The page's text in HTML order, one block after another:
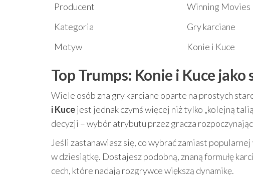
Producent
Winning Movies
Kategoria
Gry karciane
Motyw
Konie i Kuce
Top Trumps: Konie i Kuce
Wiele osób zna gry karciane oparte na prostych
i Kucejest jednak czymś więcej niż tylko „kolejną
decyzji – wybór atrybutu przez gracza
Jeśli zastanawiasz się, co wybrać zamiast
w dziesiątkę. Dostajesz podobną, znaną formułę
cech, które nadają rozgrywce większą dynamikę.